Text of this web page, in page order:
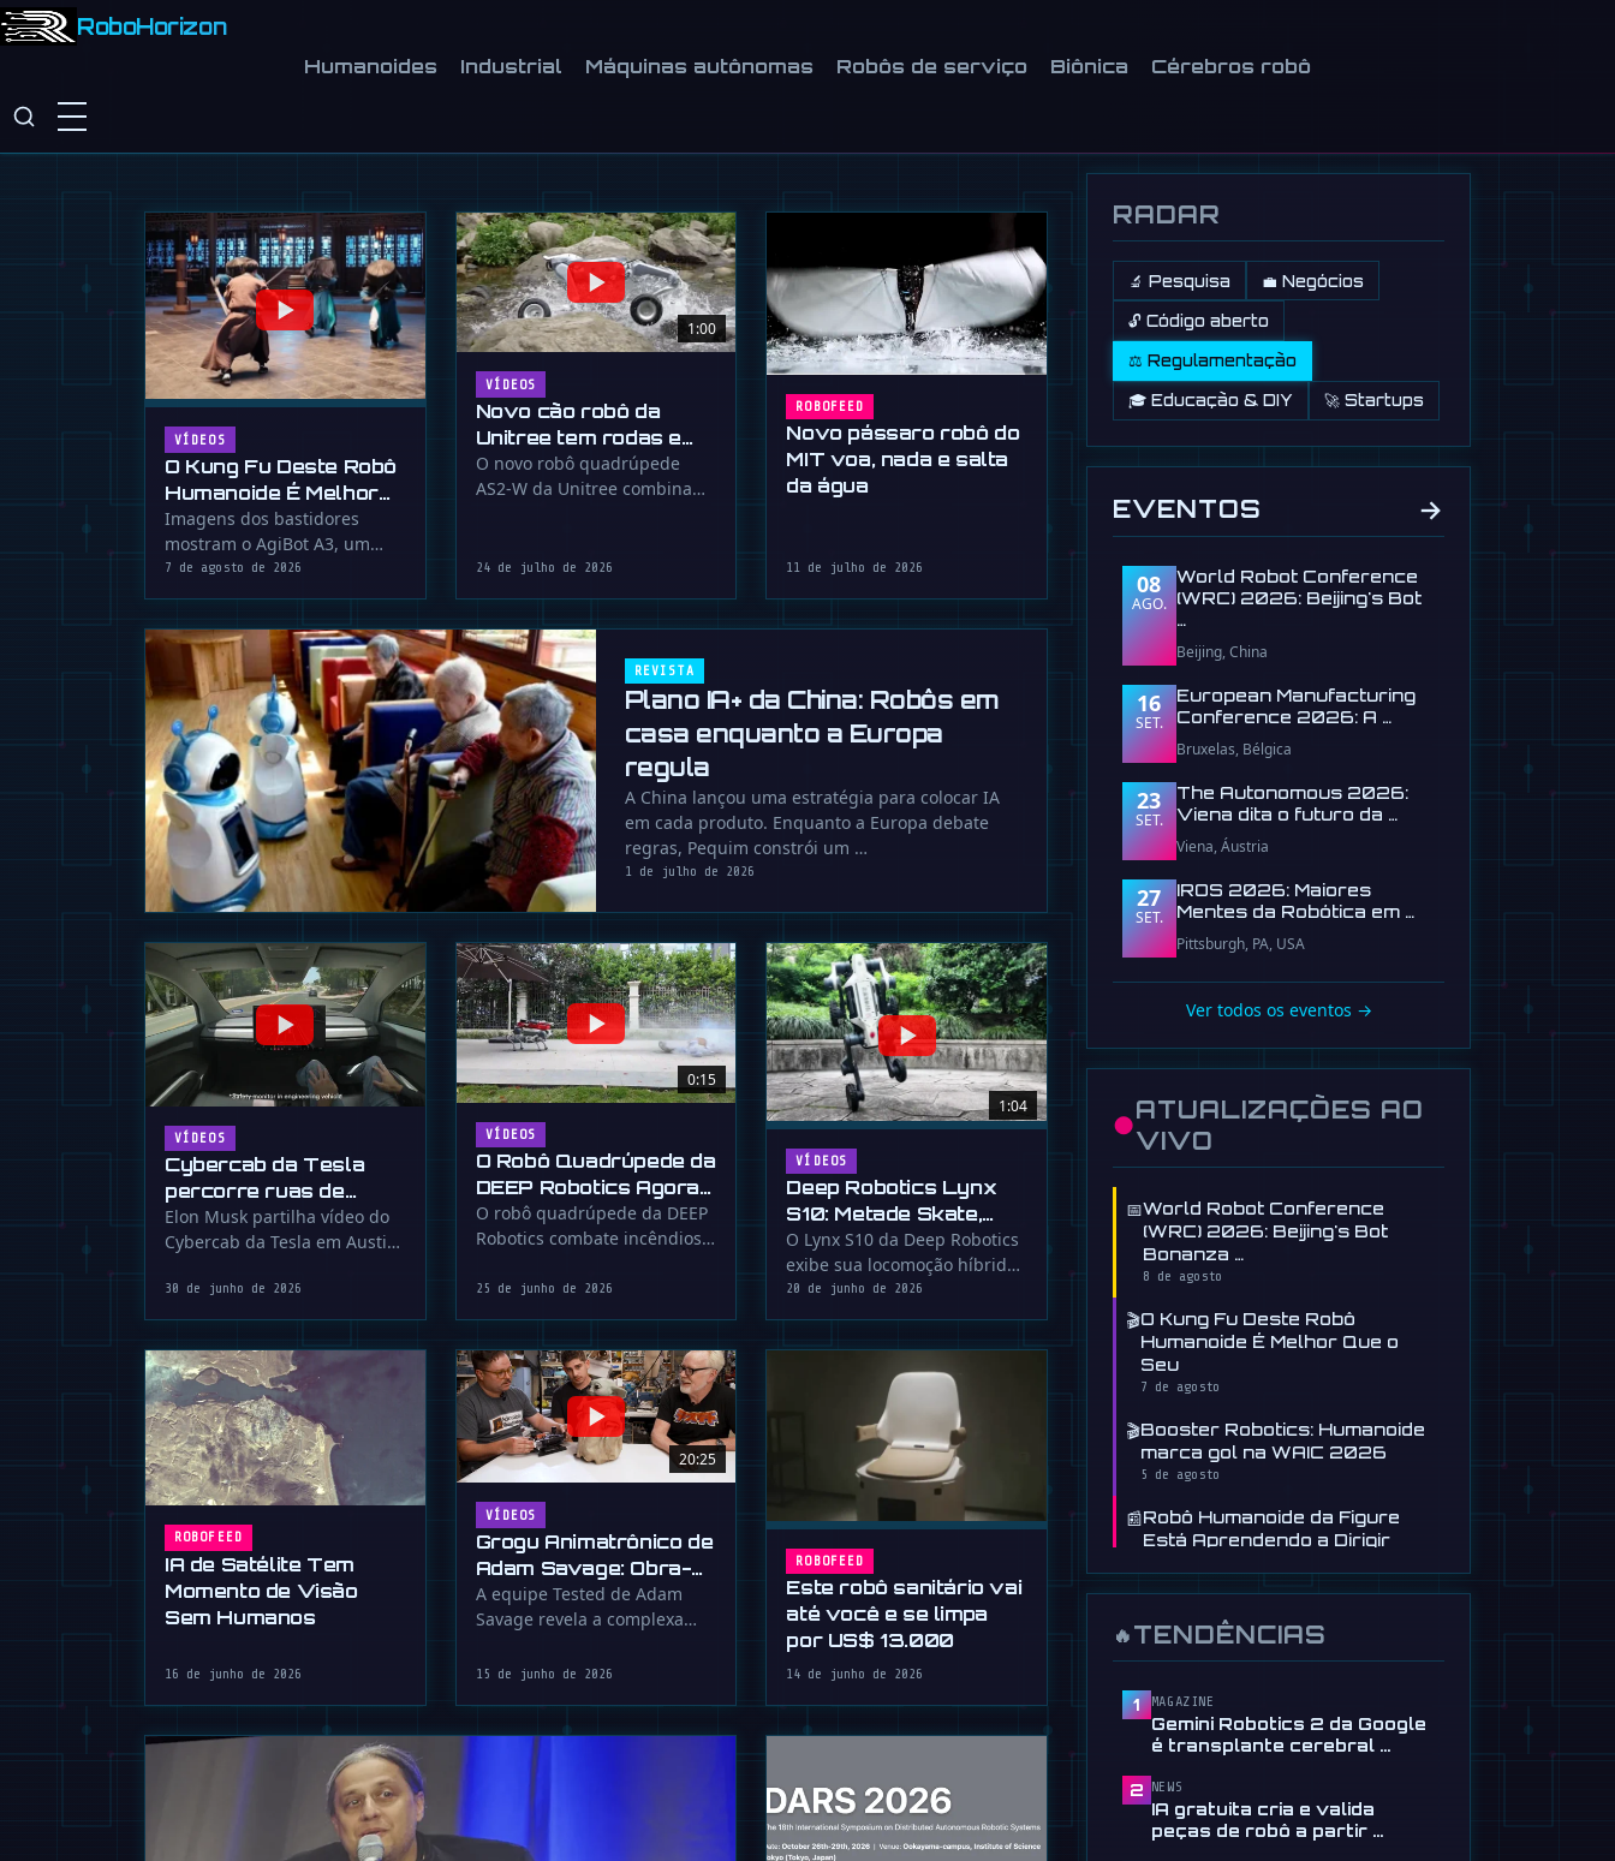
RoboHorizon
Humanoides Industrial Máquinas autônomas Robôs de serviço Biônica Cérebros robô
Esqueça sonhos utópicos de IA. O plano Noetra do Japão é uma estratégia
pragmática para usar 10 milhões de robôs contra a crise demográfica.
VÍDEOS
O Kung Fu Deste Robô
Humanoide É Melhor
Que o Seu
Imagens dos bastidores
mostram o AgiBot A3, um
robô humanoide de 1,73m,
executando …
7 de agosto de 2026
1:00
VÍDEOS
Novo cão robô da
Unitree tem rodas e
supera pesadelos
O novo robô quadrúpede
AS2-W da Unitree combina
24 de julho de 2026
ROBOFEED
Novo pássaro robô do
MIT voa, nada e salta
da água
11 de julho de 2026
REVISTA
Plano IA+ da China: Robôs em
casa enquanto a Europa
regula
A China lançou uma estratégia para colocar IA
em cada produto. Enquanto a Europa debate
regras, Pequim constrói um …
1 de julho de 2026
VÍDEOS
Cybercab da Tesla
percorre ruas de
Austin sem volante
Elon Musk partilha vídeo do
Cybercab da Tesla em Austin
antecipando …
30 de junho de 2026
0:15
VÍDEOS
O Robô Quadrúpede da
DEEP Robotics Agora
é Bombeiro
O robô quadrúpede da DEEP
Robotics combate incêndios
protegendo a …
25 de junho de 2026
1:04
VÍDEOS
Deep Robotics Lynx
S10: Metade Skate,
Metade Cabra Montesa
O Lynx S10 da Deep Robotics
exibe sua locomoção híbrida
eficaz, alternando entre rolar
e …
20 de junho de 2026
ROBOFEED
IA de Satélite Tem
Momento de Visão
Sem Humanos
16 de junho de 2026
20:25
VÍDEOS
Grogu Animatrônico de
Adam Savage: Obra-
Prima de Engenharia
A equipe Tested de Adam
Savage revela a complexa
Grogu …
15 de junho de 2026
ROBOFEED
Este robô sanitário vai
até você e se limpa
por US$ 13.000
14 de junho de 2026
RADAR
🔬 Pesquisa 💼 Negócios
🔓 Código aberto
⚖️ Regulamentação
🎓 Educação & DIY 🚀 Startups
EVENTOS →
08
AGO.
World Robot Conference
(WRC) 2026: Beijing's Bot
…
Beijing, China
16
SET.
European Manufacturing
Conference 2026: A …
Bruxelas, Bélgica
23
SET.
The Autonomous 2026:
Viena dita o futuro da …
Viena, Áustria
27
SET.
IROS 2026: Maiores
Mentes da Robótica em …
Pittsburgh, PA, USA
Ver todos os eventos →
●
ATUALIZAÇÕES AO
VIVO
📅World Robot Conference
(WRC) 2026: Beijing's Bot
Bonanza …
8 de agosto
🎬O Kung Fu Deste Robô
Humanoide É Melhor Que o
Seu
7 de agosto
🎬Booster Robotics: Humanoide
marca gol na WAIC 2026
5 de agosto
📰Robô Humanoide da Figure
Está Aprendendo a Dirigir
de robô a partir de texto
📰Tau Robotics lança serviço
de limpeza humanoide por
$30 em …
📰1X dá ao humanoide NEO
novas mãos
🔥 TENDÊNCIAS
1 MAGAZINE
Gemini Robotics 2 da Google
é transplante cerebral …
2 NEWS
IA gratuita cria e valida
peças de robô a partir …